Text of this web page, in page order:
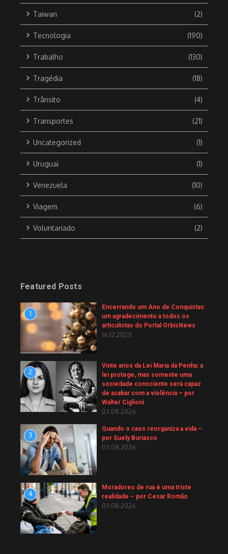
Taiwan (2)
Tecnologia (190)
Trabalho (130)
Tragédia (18)
Trânsito (4)
Transportes (21)
Uncategorized (1)
Uruguai (1)
Venezuela (10)
Viagem (6)
Voluntariado (2)
Featured Posts
1
Encerrando um Ano de Conquistas:
um agradecimento a todos os
articulistas do Portal OrbisNews
16.12.2025
2
Vinte anos da Lei Maria da Penha: a
lei protege, mas somente uma
sociedade consciente será capaz
de acabar com a violência – por
Walter Ciglioni
07.08.2026
3
Quando o caos reorganiza a vida –
por Suely Buriasco
07.08.2026
4
Moradores de rua é uma triste
realidade – por Cesar Romão
07.08.2026